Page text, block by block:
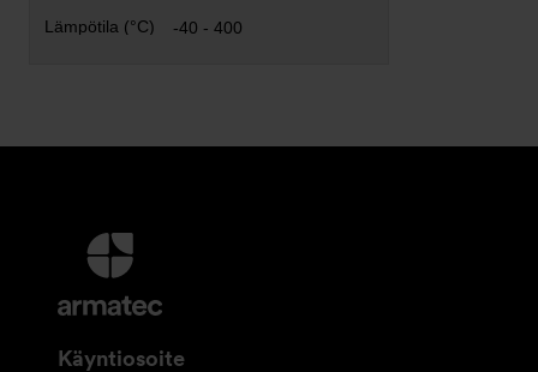
-40 - 400
Lisätietoja
Yhteystiedot
Käyntiosoite